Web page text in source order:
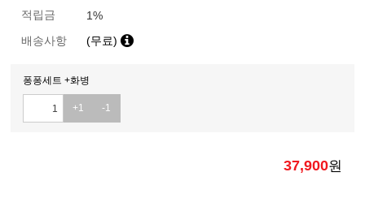
적립금
1%
배송사항
(무료)
퐁퐁세트 +화병
+1 -1
37,900원